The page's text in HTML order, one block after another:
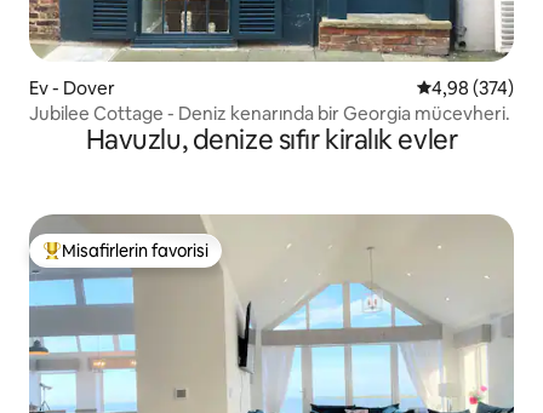
Ev - Dover 5 üzerinden
4,98 (374)
Jubilee Cottage - Deniz kenarında bir Georgia mücevheri.
Havuzlu, denize sıfır kiralık evler
Misafirlerin favorilerinden en beğenilenler arasında
Misafirlerin favorisi